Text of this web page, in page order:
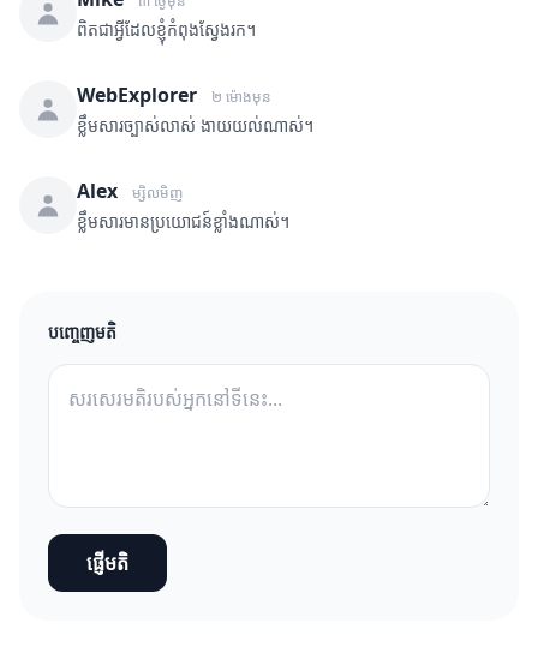
ពិតជាអ្វីដែលខ្ញុំកំពុងស្វែងរក។
WebExplorer ២ ម៉ោងមុន
ខ្លឹមសារច្បាស់លាស់ ងាយយល់ណាស់។
Alex ម្សិលមិញ
ខ្លឹមសារមានប្រយោជន៍ខ្លាំងណាស់។
បញ្ចេញមតិ
ផ្ញើមតិ